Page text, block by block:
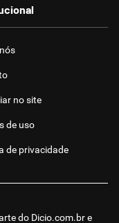
do Dicio.com.bre
no site
de uso
de privacidade